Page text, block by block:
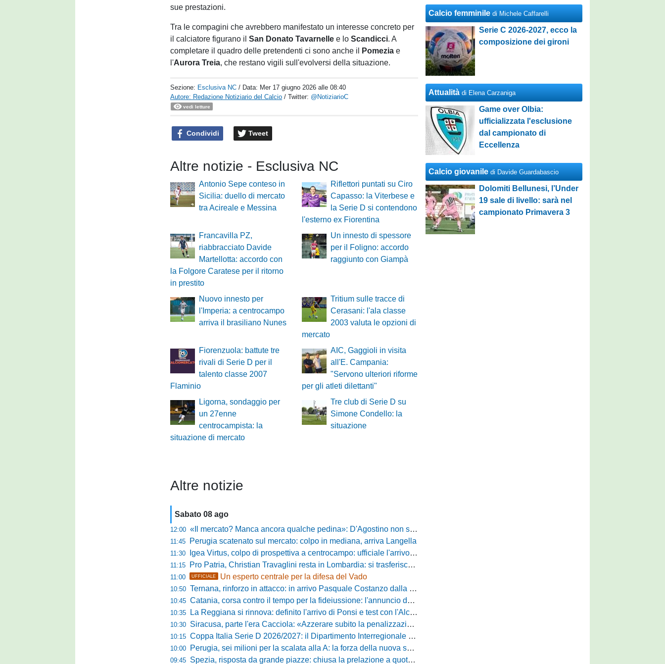
sue prestazioni.
Tra le compagini che avrebbero manifestato un interesse concreto per
il calciatore figurano ilSan Donato Tavarnelle e loScandicci. A
completare il quadro delle pretendenti ci sono anche il
Pomeziae
l'Aurora Treia, che restano vigili sull'evolversi della situazione.
Sezione: Esclusiva NC / Data: Mer 17 giugno 2026 alle 08:40
Autore: Redazione Notiziario del Calcio / Twitter: @NotiziarioC
vedi letture
Condividi Tweet
Altre notizie - Esclusiva NC
Antonio Sepe conteso in
Sicilia: duello di mercato
tra Acireale e Messina
Riflettori puntati su Ciro
Capasso: la Viterbese e
la Serie D si contendono
l'esterno ex Fiorentina
Francavilla PZ,
riabbracciato Davide
Martellotta: accordo con
la Folgore Caratese per il ritorno
in prestito
Un innesto di spessore
per il Foligno: accordo
raggiunto con Giampà
Nuovo innesto per
l'Imperia: a centrocampo
arriva il brasiliano Nunes
Tritium sulle tracce di
Cerasani: l'ala classe
2003 valuta le opzioni di
mercato
Fiorenzuola: battute tre
rivali di Serie D per il
talento classe 2007
Flaminio
AIC, Gaggioli in visita
all'E. Campania:
"Servono ulteriori riforme
per gli atleti dilettanti"
Ligorna, sondaggio per
un 27enne
centrocampista: la
situazione di mercato
Tre club di Serie D su
Simone Condello: la
situazione
Altre notizie
Sabato 08 ago
12:00 «Il mercato? Manca ancora qualche pedina»: D'Agostino non si ferma e punta in alto
11:45 Perugia scatenato sul mercato: colpo in mediana, arriva Langella
11:30 Igea Virtus, colpo di prospettiva a centrocampo: ufficiale l'arrivo di Bilal Khamlich
11:15 Pro Patria, Christian Travaglini resta in Lombardia: si trasferisce in Serie D
11:00 UFFICIALE Un esperto centrale per la difesa del Vado
10:50 Ternana, rinforzo in attacco: in arrivo Pasquale Costanzo dalla Paganese
10:45 Catania, corsa contro il tempo per la fideiussione: l'annuncio della società e le ragioni dello slittamento
10:35 La Reggiana si rinnova: definito l'arrivo di Ponsi e test con l'Alcione
10:30 Siracusa, parte l'era Cacciola: «Azzerare subito la penalizzazione, saremo camaleontici»
10:15 Coppa Italia Serie D 2026/2027: il Dipartimento Interregionale corregge il tabellone, ecco i nuovi abbinamenti
10:00 Perugia, sei milioni per la scalata alla A: la forza della nuova societa e il progetto di Alessandro Gaucci
09:45 Spezia, risposta da grande piazze: chiusa la prelazione a quota 5.164 abbonamenti
Calcio femminile di Michele Caffarelli
Serie C 2026-2027, ecco la
composizione dei gironi
Attualità di Elena Carzaniga
Game over Olbia:
ufficializzata l'esclusione
dal campionato di
Eccellenza
Calcio giovanile di Davide Guardabascio
Dolomiti Bellunesi, l’Under
19 sale di livello: sarà nel
campionato Primavera 3